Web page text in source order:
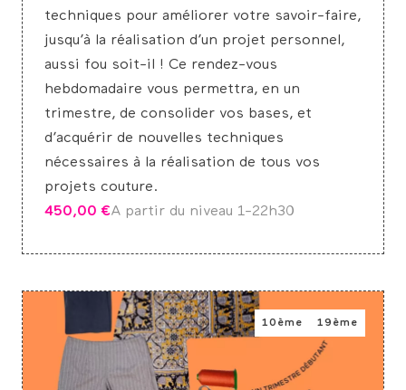
techniques pour améliorer votre savoir-faire,
jusqu’à la réalisation d’un projet personnel,
aussi fou soit-il ! Ce rendez-vous
hebdomadaire vous permettra, en un
trimestre, de consolider vos bases, et
d’acquérir de nouvelles techniques
nécessaires à la réalisation de tous vos
projets couture.
450,00 €A partir du niveau 1-22h30
10ème 19ème